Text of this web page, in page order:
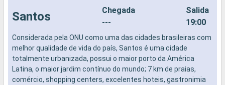
Santos
Chegada
---
Salida
19:00
Considerada pela ONU como uma das cidades brasileiras com
melhor qualidade de vida do país, Santos é uma cidade
totalmente urbanizada, possui o maior porto da América
Latina, o maior jardim contínuo do mundo; 7 km de praias,
comércio, shopping centers, excelentes hoteis, gastronimia